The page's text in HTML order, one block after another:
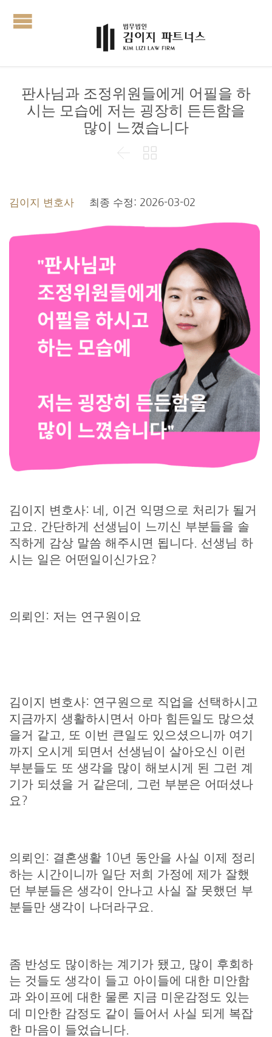
판사님과 조정위원들에게 어필을 하
시는 모습에 저는 굉장히 든든함을
많이 느꼈습니다
 
김이지 변호사 최종 수정: 2026-03-02
김이지 변호사: 네, 이건 익명으로 처리가 될거
고요. 간단하게 선생님이 느끼신 부분들을 솔
직하게 감상 말씀 해주시면 됩니다. 선생님 하
시는 일은 어떤일이신가요?
의뢰인: 저는 연구원이요
김이지 변호사: 연구원으로 직업을 선택하시고
지금까지 생활하시면서 아마 힘든일도 많으셨
을거 같고, 또 이번 큰일도 있으셨으니까 여기
까지 오시게 되면서 선생님이 살아오신 이런
부분들도 또 생각을 많이 해보시게 된 그런 계
기가 되셨을 거 같은데, 그런 부분은 어떠셨나
요?
의뢰인: 결혼생활 10년 동안을 사실 이제 정리
하는 시간이니까 일단 저희 가정에 제가 잘했
던 부분들은 생각이 안나고 사실 잘 못했던 부
분들만 생각이 나더라구요.
좀 반성도 많이하는 계기가 됐고, 많이 후회하
는 것들도 생각이 들고 아이들에 대한 미안함
과 와이프에 대한 물론 지금 미운감정도 있는
데 미안한 감정도 같이 들어서 사실 되게 복잡
한 마음이 들었습니다.